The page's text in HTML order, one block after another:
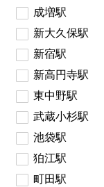
成増駅
新大久保駅
新宿駅
新高円寺駅
東中野駅
武蔵小杉駅
池袋駅
狛江駅
町田駅